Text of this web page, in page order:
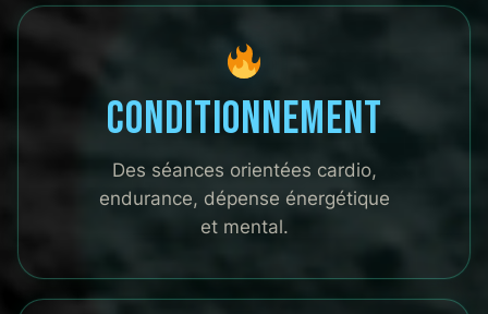
Conditionnement
Des séances orientées cardio,
endurance, dépense énergétique
et mental.